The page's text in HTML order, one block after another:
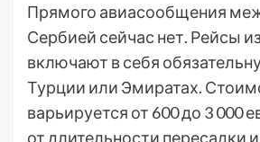
Прямого авиасообщения
Сербией сейчас нет. Рейсы
включают в себя
Турции или Эмиратах.
варьируется от 600 до 3 000
от длительности пересадки и